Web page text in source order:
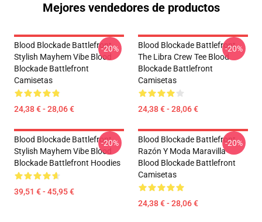
Mejores vendedores de productos
Blood Blockade Battlefront
Stylish Mayhem Vibe Blood
Blockade Battlefront
Camisetas
24,38 € - 28,06 €
-20%
Blood Blockade Battlefront
The Libra Crew Tee Blood
Blockade Battlefront
Camisetas
24,38 € - 28,06 €
-20%
Blood Blockade Battlefront
Stylish Mayhem Vibe Blood
Blockade Battlefront Hoodies
39,51 € - 45,95 €
-20%
Blood Blockade Battlefront
Razón Y Moda Maravilla
Blood Blockade Battlefront
Camisetas
24,38 € - 28,06 €
-20%